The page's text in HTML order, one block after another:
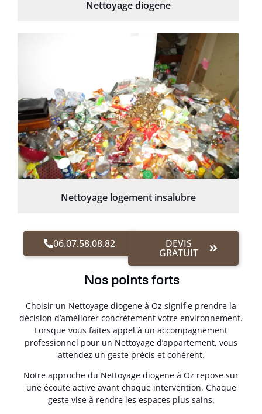
Nettoyage diogene
Nettoyage logement insalubre
06.07.58.08.82 DEVIS
GRATUIT
Nos points forts
Choisir un Nettoyage diogene à Oz signifie prendre la
décision d’améliorer concrètement votre environnement.
Lorsque vous faites appel à un accompagnement
professionnel pour un Nettoyage d’appartement, vous
attendez un geste précis et cohérent.
Notre approche du Nettoyage diogene à Oz repose sur
une écoute active avant chaque intervention. Chaque
geste vise à rendre les espaces plus sains.